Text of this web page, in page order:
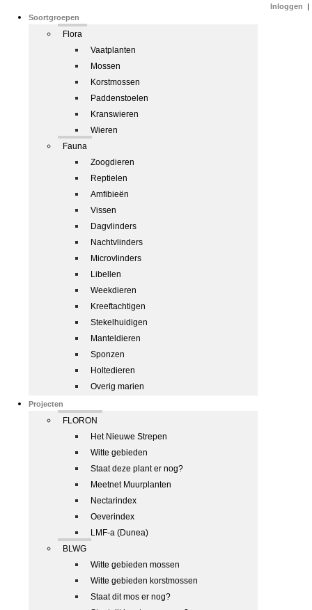
Soortgroepen
Flora
Vaatplanten
Mossen
Korstmossen
Paddenstoelen
Kranswieren
Wieren
Fauna
Zoogdieren
Reptielen
Amfibieën
Vissen
Dagvlinders
Nachtvlinders
Microvlinders
Libellen
Weekdieren
Kreeftachtigen
Stekelhuidigen
Manteldieren
Sponzen
Holtedieren
Overig marien
Projecten
FLORON
Het Nieuwe Strepen
Witte gebieden
Staat deze plant er nog?
Meetnet Muurplanten
Nectarindex
Oeverindex
LMF-a (Dunea)
BLWG
Witte gebieden mossen
Witte gebieden korstmossen
Staat dit mos er nog?
Inloggen |